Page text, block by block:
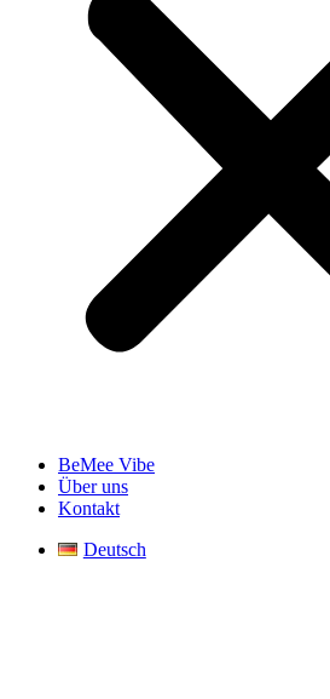
BeMee Vibe
Über uns
Kontakt
Deutsch